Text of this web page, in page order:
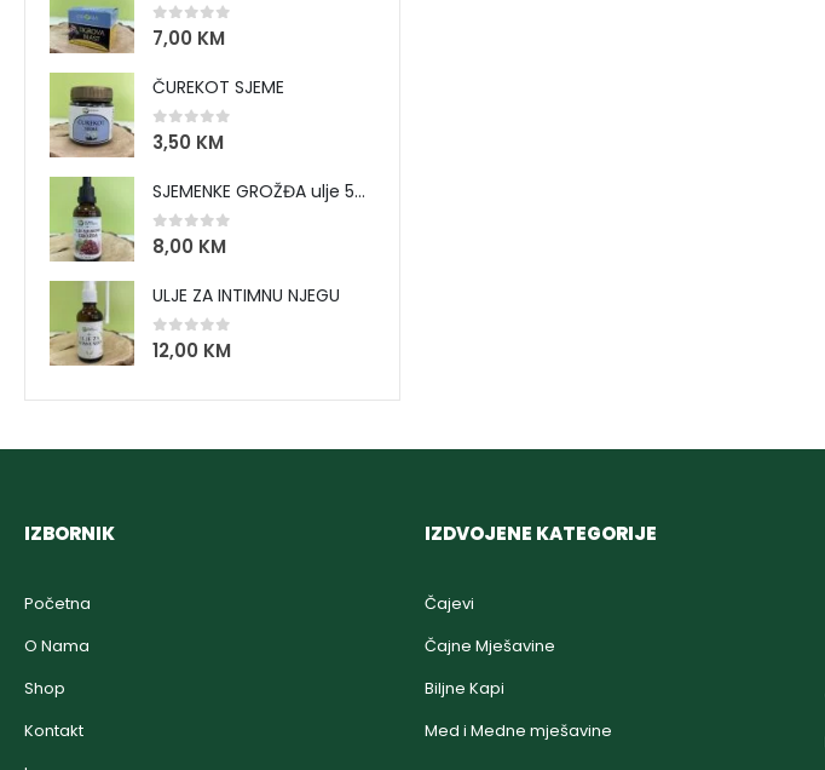
0 out of 5
7,00 KM
ČUREKOT SJEME
0 out of 5
3,50 KM
SJEMENKE GROŽĐA ulje 50 ml
0 out of 5
8,00 KM
ULJE ZA INTIMNU NJEGU
0out of 5
12,00 KM
IZBORNIK
Početna
O Nama
Shop
Kontakt
IZDVOJENE KATEGORIJE
Čajevi
Čajne Mješavine
Biljne Kapi
Med i Medne mješavine